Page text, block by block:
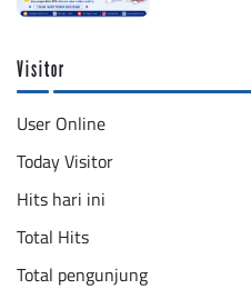
Visitor
User Online
Today Visitor
Hits hari ini
Total Hits
Total pengunjung